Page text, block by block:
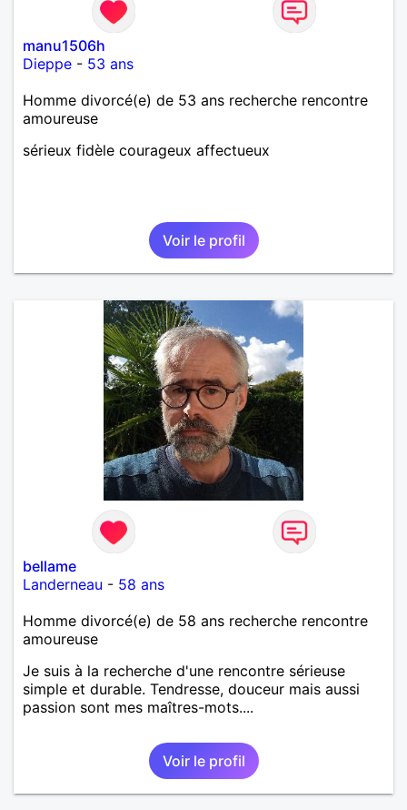
manu1506h
Dieppe - 53 ans
Homme divorcé(e) de 53 ans recherche rencontre
amoureuse
sérieux fidèle courageux affectueux
Voir le profil
bellame
Landerneau - 58 ans
Homme divorcé(e) de 58 ans recherche rencontre
amoureuse
Je suis à la recherche d'une rencontre sérieuse
simple et durable. Tendresse, douceur mais aussi
passion sont mes maîtres-mots....
Voir le profil